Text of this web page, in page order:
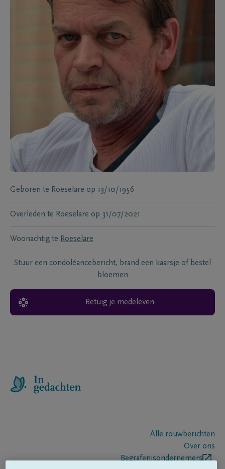
Geboren te Roeselare op 13/10/1956
Overleden te Roeselare op 31/07/2021
Woonachtig te Roeselare
Stuur een condoléancebericht, brand een kaarsje of bestel
bloemen
Betuig je medeleven
Alle rouwberichten
Over ons
Begrafenisondernemers